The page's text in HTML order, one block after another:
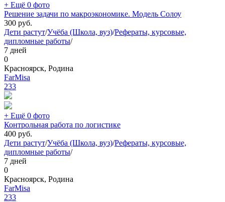
+ Ещё 0 фото
Решение задачи по макроэкономике. Модель Солоу
300 руб.
Дети растут/Учёба (Школа, вуз)/Рефераты, курсовые,
дипломные работы/
7 дней
0
Красноярск, Родина
FarMisa
233
+ Ещё 0 фото
Контрольная работа по логистике
400 руб.
Дети растут/Учёба (Школа, вуз)/Рефераты, курсовые,
дипломные работы/
7 дней
0
Красноярск, Родина
FarMisa
233